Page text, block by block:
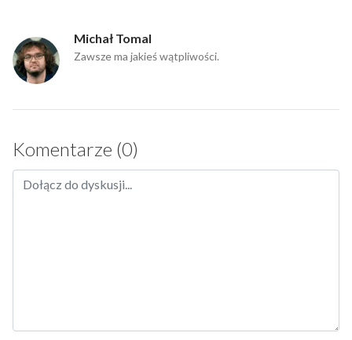
Michał Tomal
Zawsze ma jakieś wątpliwości.
Komentarze (0)